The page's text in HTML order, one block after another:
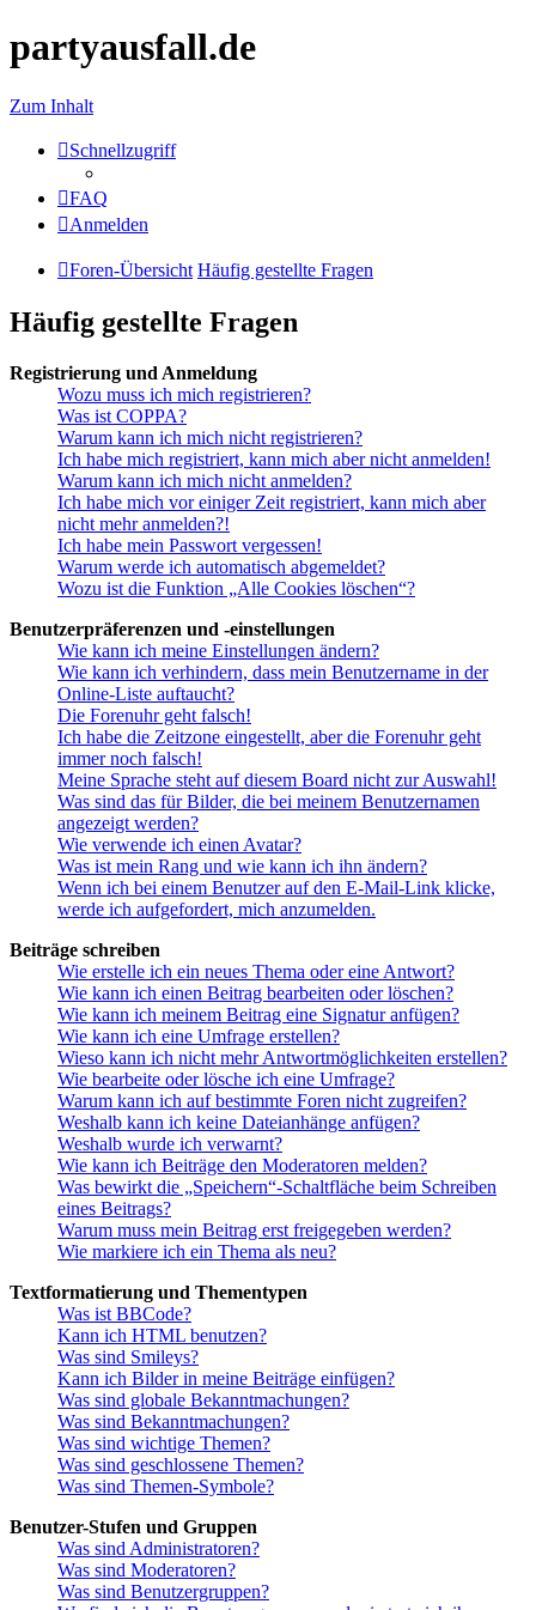
partyausfall.de
Zum Inhalt
Schnellzugriff
FAQ
Anmelden
Foren-Übersicht Häufig gestellte Fragen
Häufig gestellte Fragen
Registrierung und Anmeldung
Wozu muss ich mich registrieren?
Was ist COPPA?
Warum kann ich mich nicht registrieren?
Ich habe mich registriert, kann mich aber nicht anmelden!
Warum kann ich mich nicht anmelden?
Ich habe mich vor einiger Zeit registriert, kann mich aber
nicht mehr anmelden?!
Ich habe mein Passwort vergessen!
Warum werde ich automatisch abgemeldet?
Wozu ist die Funktion „Alle Cookies löschen“?
Benutzerpräferenzen und -einstellungen
Wie kann ich meine Einstellungen ändern?
Wie kann ich verhindern, dass mein Benutzername in der
Online-Liste auftaucht?
Die Forenuhr geht falsch!
Ich habe die Zeitzone eingestellt, aber die Forenuhr geht
immer noch falsch!
Meine Sprache steht auf diesem Board nicht zur Auswahl!
Was sind das für Bilder, die bei meinem Benutzernamen
angezeigt werden?
Wie verwende ich einen Avatar?
Was ist mein Rang und wie kann ich ihn ändern?
Wenn ich bei einem Benutzer auf den E-Mail-Link klicke,
werde ich aufgefordert, mich anzumelden.
Beiträge schreiben
Wie erstelle ich ein neues Thema oder eine Antwort?
Wie kann ich einen Beitrag bearbeiten oder löschen?
Wie kann ich meinem Beitrag eine Signatur anfügen?
Wie kann ich eine Umfrage erstellen?
Wieso kann ich nicht mehr Antwortmöglichkeiten erstellen?
Wie bearbeite oder lösche ich eine Umfrage?
Warum kann ich auf bestimmte Foren nicht zugreifen?
Weshalb kann ich keine Dateianhänge anfügen?
Weshalb wurde ich verwarnt?
Wie kann ich Beiträge den Moderatoren melden?
Was bewirkt die „Speichern“-Schaltfläche beim Schreiben
eines Beitrags?
Warum muss mein Beitrag erst freigegeben werden?
Wie markiere ich ein Thema als neu?
Textformatierung und Thementypen
Was ist BBCode?
Kann ich HTML benutzen?
Was sind Smileys?
Kann ich Bilder in meine Beiträge einfügen?
Was sind globale Bekanntmachungen?
Was sind Bekanntmachungen?
Was sind wichtige Themen?
Was sind geschlossene Themen?
Was sind Themen-Symbole?
Benutzer-Stufen und Gruppen
Was sind Administratoren?
Was sind Moderatoren?
Was sind Benutzergruppen?